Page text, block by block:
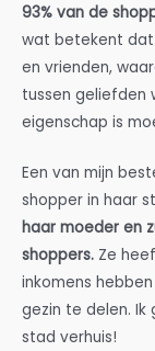
93% van de
wat betekent dat
en vrienden,
tussen geliefden
eigenschap is
Een van mijn
shopper in haar
haar moeder en
shoppers. Ze
inkomens
gezin te delen. Ik
stad verhuis!